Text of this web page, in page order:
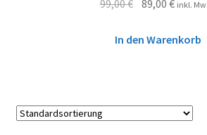
99,00€ 89,00€ inkl.
In den Warenkorb